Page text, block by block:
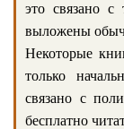
это связано с
выложены
Некоторые
только
связано с
бесплатно